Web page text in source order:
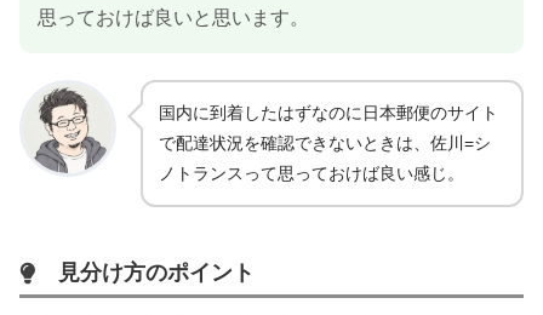
思っておけば良いと思います。
国内に到着したはずなのに日本郵便のサイト
で配達状況を確認できないときは、佐川=シ
ノトランスって思っておけば良い感じ。
見分け方のポイント